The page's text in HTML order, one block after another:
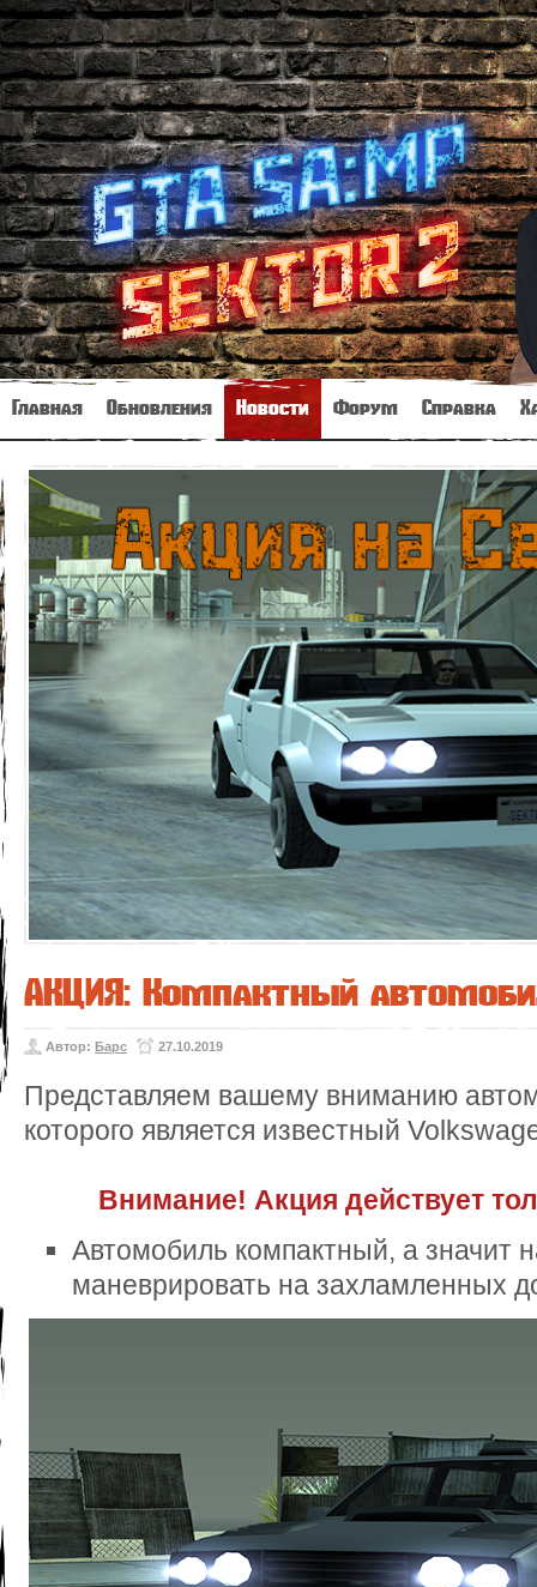
Главная Обновления Новости Форум Справка
АКЦИЯ: Компактный
Автор: Барс 27.10.2019
Представляем вашему вниманию
которого является известный
Внимание! Акция действует
Автомобиль компактный, а значит
маневрировать на захламленных